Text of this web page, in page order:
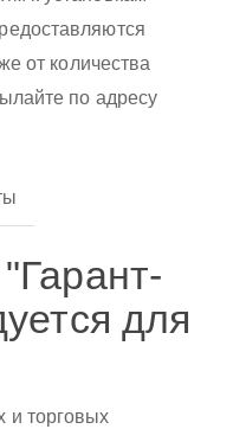
от количества
по адресу
для
и торговых